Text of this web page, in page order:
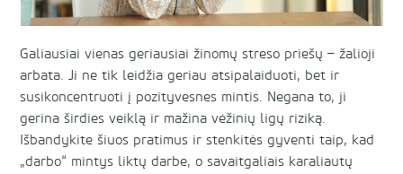
Galiausiai vienas geriausiai žinomų streso priešų – žalioji
arbata. Ji ne tik leidžia geriau atsipalaiduoti, bet ir
susikoncentruoti į pozityvesnes mintis. Negana to, ji
gerina širdies veiklą ir mažina vėžinių ligų riziką.
Išbandykite šiuos pratimus ir stenkitės gyventi taip, kad
„darbo“ mintys liktų darbe, o savaitgaliais karaliautų